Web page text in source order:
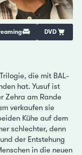
DVD
die mit BAL-
hat. Yusuf ist
Zehra am Rande
verkaufen sie
Kühe auf dem
schlechter, denn
der Entstehung
in die neuen